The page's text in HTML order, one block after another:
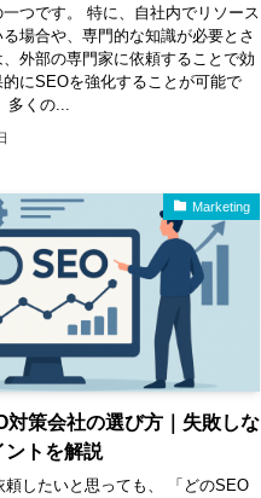
つです。 特に、自社内でリソース
場合や、専門的な知識が必要とさ
外部の専門家に依頼することで効
にSEOを強化することが可能で
くの...
Marketing
対策会社の選び方｜失敗しな
ントを解説
頼したいと思っても、 「どのSEO